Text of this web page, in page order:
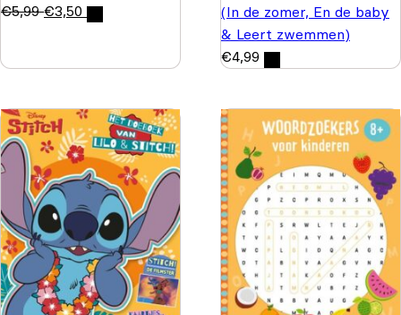
€5,99 €3,50
(In de zomer, En de baby
& Leert zwemmen)
€4,99